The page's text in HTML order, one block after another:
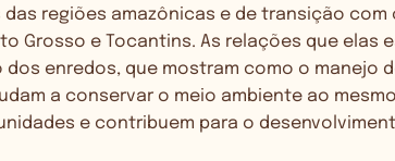
regiões amazônicas e de transição com
Grosso e Tocantins. As relações que elas
enredos, que mostram como o manejo
a conservar o meio ambiente ao
e contribuem para o